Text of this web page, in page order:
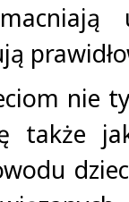
nie
także